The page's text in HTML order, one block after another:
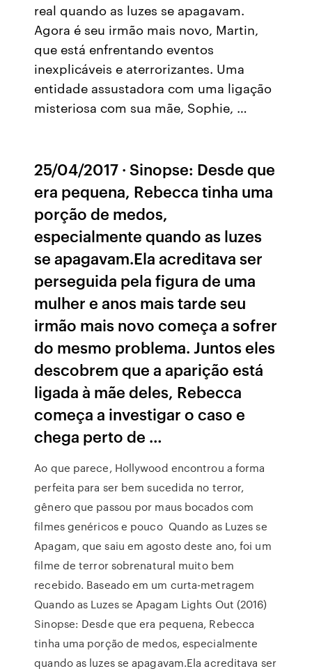
real quando as luzes se apagavam.
Agora é seu irmão mais novo, Martin,
que está enfrentando eventos
inexplicáveis e aterrorizantes. Uma
entidade assustadora com uma ligação
misteriosa com sua mãe, Sophie, …
25/04/2017 · Sinopse: Desde que
era pequena, Rebecca tinha uma
porção de medos,
especialmente quando as luzes
se apagavam.Ela acreditava ser
perseguida pela figura de uma
mulher e anos mais tarde seu
irmão mais novo começa a sofrer
do mesmo problema. Juntos eles
descobrem que a aparição está
ligada à mãe deles, Rebecca
começa a investigar o caso e
chega perto de …
Ao que parece, Hollywood encontrou a forma
perfeita para ser bem sucedida no terror,
gênero que passou por maus bocados com
filmes genéricos e pouco Quando as Luzes se
Apagam, que saiu em agosto deste ano, foi um
filme de terror sobrenatural muito bem
recebido. Baseado em um curta-metragem
Quando as Luzes se Apagam Lights Out (2016)
Sinopse: Desde que era pequena, Rebecca
tinha uma porção de medos, especialmente
quando as luzes se apagavam.Ela acreditava ser